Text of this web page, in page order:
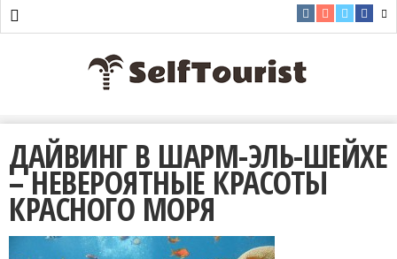
ДАЙВИНГ В ШАРМ-ЭЛЬ-ШЕЙХЕ
– НЕВЕРОЯТНЫЕ КРАСОТЫ
КРАСНОГО МОРЯ